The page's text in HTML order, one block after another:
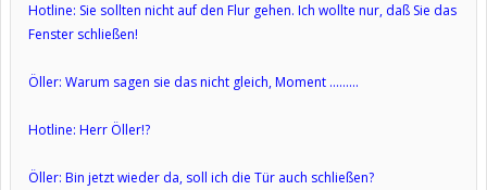
Hotline: Sie sollten nicht auf den Flur gehen. Ich wollte nur, daß Sie das
Fenster schließen!
Öller: Warum sagen sie das nicht gleich, Moment .........
Hotline: Herr Öller!?
Öller: Bin jetzt wieder da, soll ich die Tür auch schließen?